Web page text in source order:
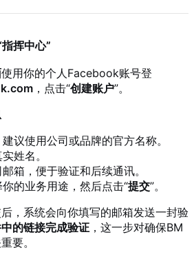
挥中心”
使用你的个人Facebook账号登
，点击“创建账户”。
议使用公司或品牌的官方名称。
姓名。
邮箱，便于验证和后续通讯。
你的业务用途，然后点击“提交”。
，系统会向你填写的邮箱发送一封验
的链接完成验证 ，这一步对确保BM
要。